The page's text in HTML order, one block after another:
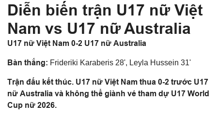
Diễn biến trận U17 nữ Việt
Nam vs U17 nữ Australia
U17 nữ Việt Nam 0-2 U17 nữ Australia
Bàn thắng: Frideriki Karaberis 28', Leyla Hussein 31'
Trận đấu kết thúc. U17 nữ Việt Nam thua 0-2 trước U17
nữ Australia và không thể giành vé tham dự U17 World
Cup nữ 2026.